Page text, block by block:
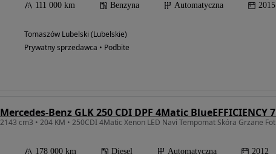
111 000 km Benzyna Automatyczna 2015
Tomaszów Lubelski (Lubelskie)
Prywatny sprzedawca • Podbite
178 000 km Diesel Automatyczna 2012